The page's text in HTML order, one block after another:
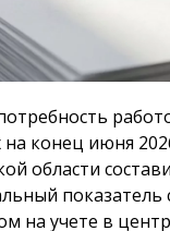
на конец июня
области
показатель
на учете в